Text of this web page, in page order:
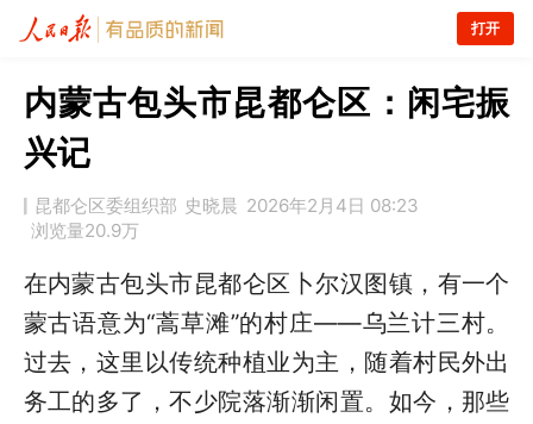
打开
内蒙古包头市昆都仑区：闲宅振
兴记
昆都仑区委组织部 史晓晨 2026年2月4日 08:23
浏览量20.9万
在内蒙古包头市昆都仑区卜尔汉图镇，有一个
蒙古语意为“蒿草滩”的村庄——乌兰计三村。
过去，这里以传统种植业为主，随着村民外出
务工的多了，不少院落渐渐闲置。如今，那些